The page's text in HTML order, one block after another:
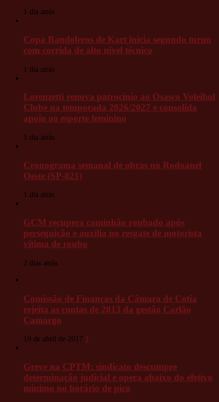
1 dia atrás
Copa Bandoleros de Kart inicia segundo turno
com corrida de alto nível técnico
1 dia atrás
Lorenzetti renova patrocínio ao Osasco Voleibol
Clube na temporada 2026/2027 e consolida
apoio ao esporte feminino
1 dia atrás
Cronograma semanal de obras no Rodoanel
Oeste (SP-021)
1 dia atrás
GCM recupera caminhão roubado após
perseguição e auxilia no resgate de motorista
vítima de roubo
2 dias atrás
Comissão de Finanças da Câmara de Cotia
rejeita as contas de 2013 da gestão Carlão
Camargo
19 de abril de 2017 1
Greve na CPTM: sindicato descumpre
determinação judicial e opera abaixo do efetivo
mínimo no horário de pico